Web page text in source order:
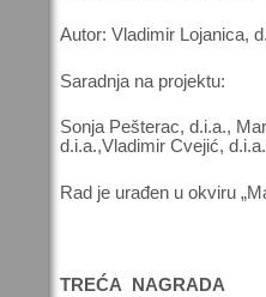
Autor: Vladimir Lojanica,
Saradnja na projektu:
Sonja Pešterac, d.i.a.,
d.i.a.,Vladimir Cvejić,
Rad je urađen u okviru
TREĆA NAGRADA